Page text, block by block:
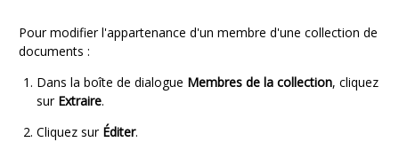
Pour modifier l'appartenance d'un membre d'une collection de
documents :
Dans la boîte de dialogue Membres de la collection, cliquez
sur Extraire.
Cliquez sur Éditer.